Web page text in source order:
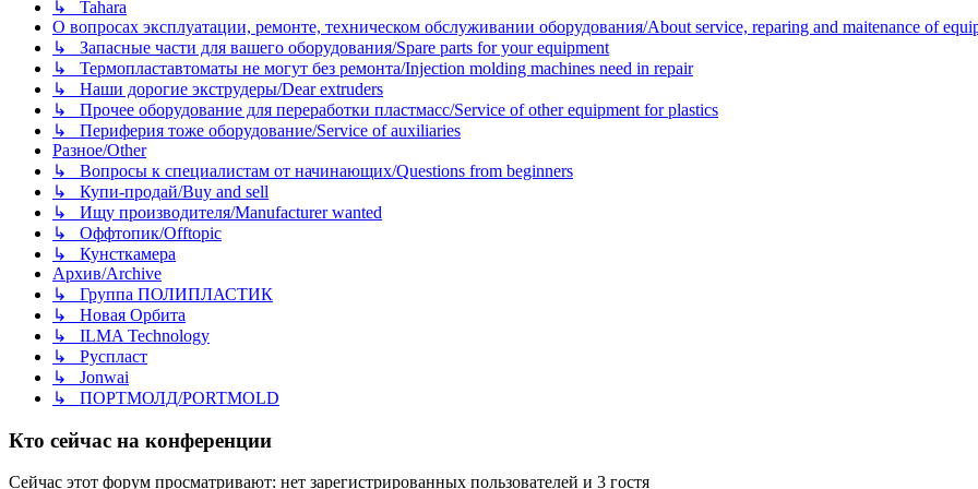
↳ Tahara
О вопросах эксплуатации, ремонте, техническом обслуживании оборудования/About service, reparing and maitenance of
↳ Запасные части для вашего оборудования/Spare parts for your equipment
↳ Термопластавтоматы не могут без ремонта/Injection molding machines need in repair
↳ Наши дорогие экструдеры/Dear extruders
↳ Прочее оборудование для переработки пластмасс/Service of other equipment for plastics
↳ Периферия тоже оборудование/Service of auxiliaries
Разное/Other
↳ Вопросы к специалистам от начинающих/Questions from beginners
↳ Купи-продай/Buy and sell
↳ Ищу производителя/Manufacturer wanted
↳ Оффтопик/Offtopic
↳ Кунсткамера
Архив/Archive
↳ Группа ПОЛИПЛАСТИК
↳ Новая Орбита
↳ ILMA Technology
↳ Руспласт
↳ Jonwai
↳ ПОРТМОЛД/PORTMOLD
Кто сейчас на конференции
Сейчас этот форум просматривают: нет зарегистрированных пользователей и 3 гостя